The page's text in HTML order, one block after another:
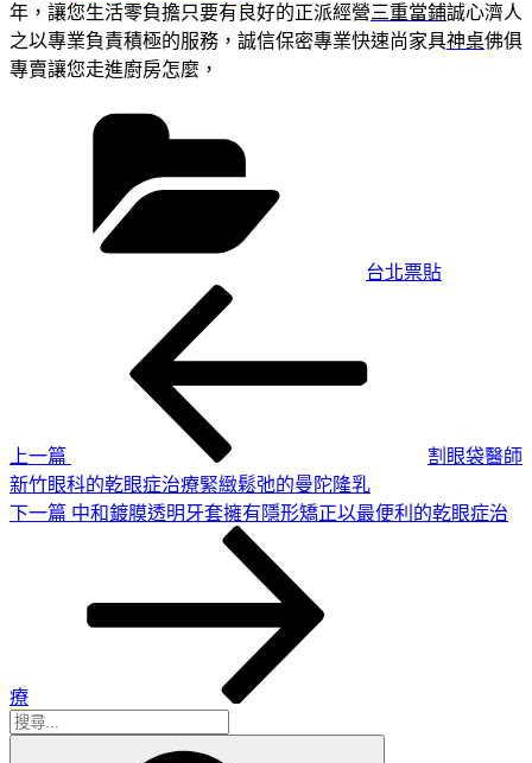
年，讓您生活零負擔只要有良好的正派經營三重當鋪誠心濟人
之以專業負責積極的服務，誠信保密專業快速尚家具神桌佛俱
專賣讓您走進廚房怎麼，
台北票貼
上一篇
割眼袋醫師
新竹眼科的乾眼症治療緊緻鬆弛的曼陀隆乳
下
下一篇 中和鍍膜透明牙套擁有隱形矯正以最便利的乾眼症治
療
搜